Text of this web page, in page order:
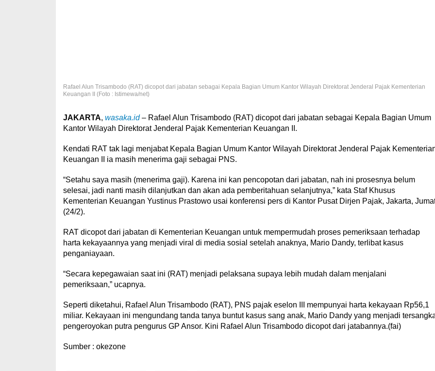
Rafael Alun Trisambodo (RAT) dicopot dari jabatan sebagai Kepala Bagian Umum Kantor Wilayah Direktorat Jenderal Pajak Kementerian
Keuangan II (Foto : Istimewa/net)
JAKARTA, wasaka.id– Rafael Alun Trisambodo (RAT) dicopot dari jabatan sebagai Kepala Bagian Umum
Kantor Wilayah Direktorat Jenderal Pajak Kementerian Keuangan II.
Kendati RAT tak lagi menjabat Kepala Bagian Umum Kantor Wilayah Direktorat Jenderal Pajak
Keuangan II ia masih menerima gaji sebagai PNS.
“Setahu saya masih (menerima gaji). Karena ini kan pencopotan dari jabatan, nah ini prosesnya belum
selesai, jadi nanti masih dilanjutkan dan akan ada pemberitahuan selanjutnya,” kata Staf Khusus
Kementerian Keuangan Yustinus Prastowo usai konferensi pers di Kantor Pusat Dirjen Pajak, Jakarta,
(24/2).
RAT dicopot dari jabatan di Kementerian Keuangan untuk mempermudah proses pemeriksaan terhadap
harta kekayaannya yang menjadi viral di media sosial setelah anaknya, Mario Dandy, terlibat kasus
penganiayaan.
“Secara kepegawaian saat ini (RAT) menjadi pelaksana supaya lebih mudah dalam menjalani
pemeriksaan,” ucapnya.
Seperti diketahui, Rafael Alun Trisambodo (RAT), PNS pajak eselon III mempunyai harta kekayaan Rp56,1
miliar. Kekayaan ini mengundang tanda tanya buntut kasus sang anak, Mario Dandy yang menjadi
pengeroyokan putra pengurus GP Ansor. Kini Rafael Alun Trisambodo dicopot dari jatabannya.(fai)
Sumber : okezone